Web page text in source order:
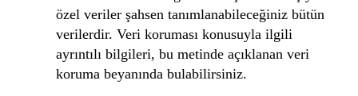
özel veriler şahsen tanımlanabileceğiniz bütün
verilerdir. Veri koruması konusuyla ilgili
ayrıntılı bilgileri, bu metinde açıklanan veri
koruma beyanında bulabilirsiniz.